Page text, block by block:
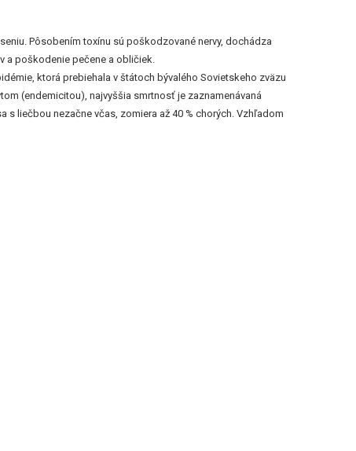
Pôsobením toxínu sú poškodzované nervy, dochádza
a poškodenie pečene a obličiek.
ktorá prebiehala v štátoch bývalého Sovietskeho zväzu
(endemicitou), najvyššia smrtnosť je zaznamenávaná
liečbou nezačne včas, zomiera až 40 % chorých. Vzhľadom